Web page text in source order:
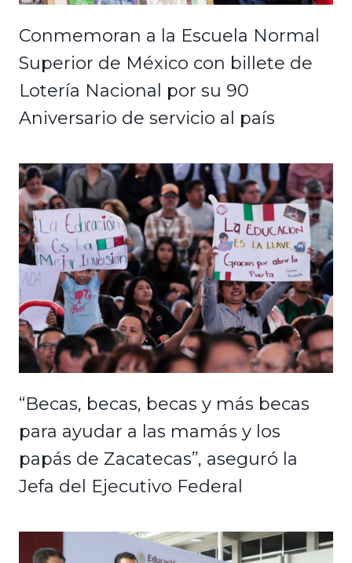
Conmemoran a la Escuela Normal
Superior de México con billete de
Lotería Nacional por su 90
Aniversario de servicio al país
“Becas, becas, becas y más becas
para ayudar a las mamás y los
papás de Zacatecas”, aseguró la
Jefa del Ejecutivo Federal